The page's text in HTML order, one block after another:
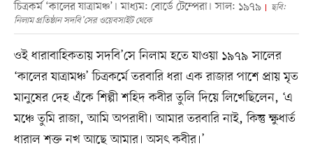
চিত্রকর্ম ‘কালের যাত্রামঞ্চ’। মাধ্যম: বোর্ডে টেম্পেরা। সাল: ১৯৭৯
ছবি:
নিলাম প্রতিষ্ঠান সদবি’সের ওয়েবসাইট থেকে
ওই ধারাবাহিকতায় সদবি’সে নিলাম হতে যাওয়া ১৯৭৯ সালের
‘কালের যাত্রামঞ্চ’ চিত্রকর্মে তরবারি ধরা এক রাজার পাশে প্রায় মৃত
মানুষের দেহ এঁকে শিল্পী শহিদ কবীর তুলি দিয়ে লিখেছিলেন, ‘এ
মঞ্চে তুমি রাজা, আমি অপরাধী। আমার তরবারি নাই, কিন্তু ক্ষুধার্ত
ধারাল শক্ত নখ আছে আমার। অসৎ কবীর।’